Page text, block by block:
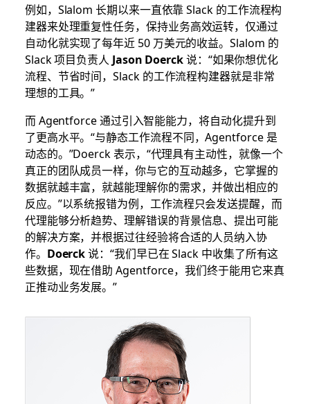
例如，Slalom 长期以来一直依靠 Slack 的工作流程构
建器来处理重复性任务，保持业务高效运转，仅通过
自动化就实现了每年近 50 万美元的收益。Slalom 的
Slack 项目负责人 Jason Doerck说：“如果你想优化
流程、节省时间，Slack 的工作流程构建器就是非常
理想的工具。”
而 Agentforce 通过引入智能能力，将自动化提升到
了更高水平。“与静态工作流程不同，Agentforce 是
动态的。”Doerck 表示，“代理具有主动性，就像一个
真正的团队成员一样，你与它的互动越多，它掌握的
数据就越丰富，就越能理解你的需求，并做出相应的
反应。”以系统报错为例，工作流程只会发送提醒，而
代理能够分析趋势、理解错误的背景信息、提出可能
的解决方案，并根据过往经验将合适的人员纳入协
作。 Doerck说：“我们早已在 Slack 中收集了所有这
些数据，现在借助 Agentforce，我们终于能用它来真
正推动业务发展。”